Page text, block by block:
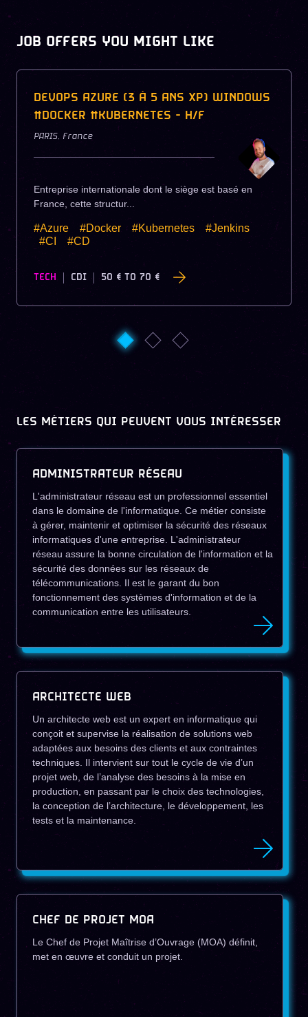
JOB OFFERS YOU MIGHT LIKE
DEVOPS AZURE (3 À 5 ANS XP) WINDOWS
#DOCKER #KUBERNETES - H/F
PARIS, France
Entreprise internationale dont le siège est basé en
France, cette structur...
#Azure #Docker #Kubernetes
#Jenkins
#CI
#CD
TECH CDI 50 € TO 70 €
LES MÉTIERS QUI PEUVENT VOUS INTÉRESSER
ADMINISTRATEUR RÉSEAU
L'administrateur réseau est un professionnel essentiel
dans le domaine de l'informatique. Ce métier consiste
à gérer, maintenir et optimiser la sécurité des réseaux
informatiques d'une entreprise. L'administrateur
réseau assure la bonne circulation de l'information et la
sécurité des données sur les réseaux de
télécommunications. Il est le garant du bon
fonctionnement des systèmes d'information et de la
communication entre les utilisateurs.
ARCHITECTE WEB
Un architecte web est un expert en informatique qui
conçoit et supervise la réalisation de solutions web
adaptées aux besoins des clients et aux contraintes
techniques. Il intervient sur tout le cycle de vie d’un
projet web, de l’analyse des besoins à la mise en
production, en passant par le choix des technologies,
la conception de l’architecture, le développement, les
tests et la maintenance.
CHEF DE PROJET MOA
Le Chef de Projet Maîtrise d’Ouvrage (MOA) définit,
met en œuvre et conduit un projet.